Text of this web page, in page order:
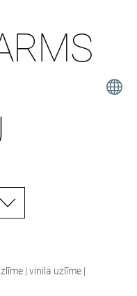
| vinila uzlīme |